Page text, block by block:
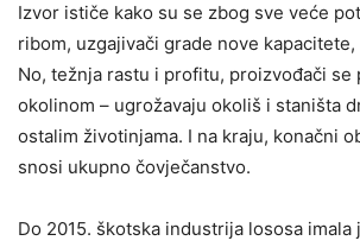
Izvor ističe kako su se zbog sve veće
ribom, uzgajivači grade nove
No, težnja rastu i profitu, proizvođači se
okolinom – ugrožavaju okoliš i staništa
ostalim životinjama. I na kraju, konačni
snosi ukupno čovječanstvo.
Do 2015. škotska industrija lososa imala